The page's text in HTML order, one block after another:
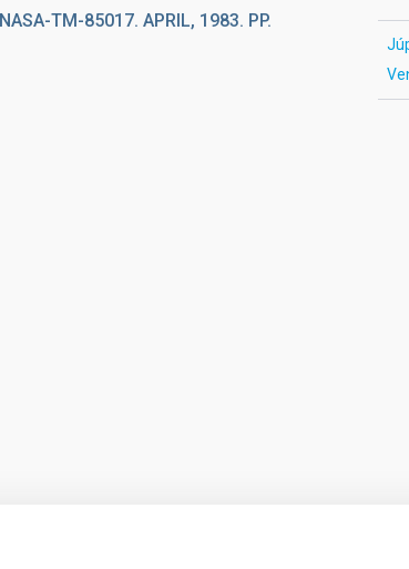
TM-85017. APRIL, 1983. PP.